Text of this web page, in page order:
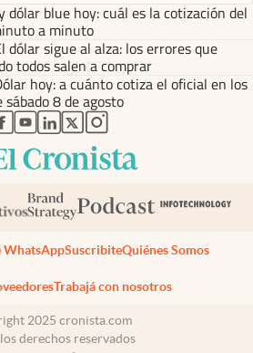
dólar blue hoy: cuál es la cotización del
a minuto
dólar sigue al alza: los errores que
todos salen a comprar
hoy: a cuánto cotiza el oficial en los
8 de agosto
abre en nueva pestaña
abre en nueva pestaña
abre en nueva pestaña
abre en nueva pestaña
abre en nueva pestaña
WhatsAppSuscribiteQuiénes Somos
Trabajá con nosotros
2025 cronista.com
derechos reservados